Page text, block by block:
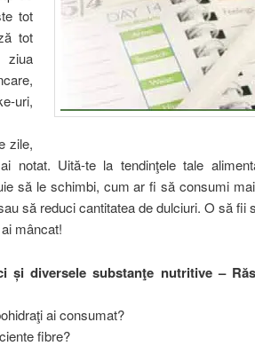
tot
tot
uri,
zile,
notat. Uită-te la tendinţele tale
să le schimbi, cum ar fi să consumi
să reduci cantitatea de dulciuri. O să fii
mâncat!
și diversele substanţe nutritive –
ai consumat?
fibre?